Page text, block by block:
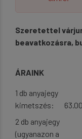
Szeretettel
beavatkozásra,
ÁRAINK
1 db anyajegy
kimetszés:
2 db anyajegy
(ugyanazon a